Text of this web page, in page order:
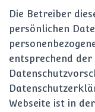
Die Betreiber
persönlichen
entsprechend der
Webseite ist in